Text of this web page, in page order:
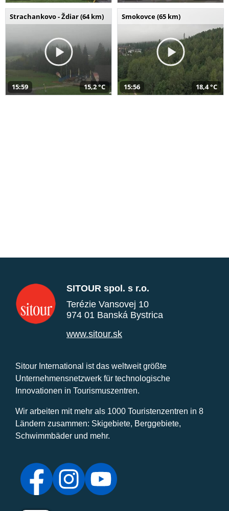
Strachankovo - Ždiar (64 km)
15:59 15,2 °C
Smokovce (65 km)
15:56 18,4 °C
SITOUR spol. s r.o.
Terézie Vansovej 10
974 01 Banská Bystrica
www.sitour.sk
Sitour International ist das weltweit größte
Unternehmensnetzwerk für technologische
Innovationen in Tourismuszentren.
Wir arbeiten mit mehr als 1000 Touristenzentren in 8
Ländern zusammen: Skigebiete, Berggebiete,
Schwimmbäder und mehr.